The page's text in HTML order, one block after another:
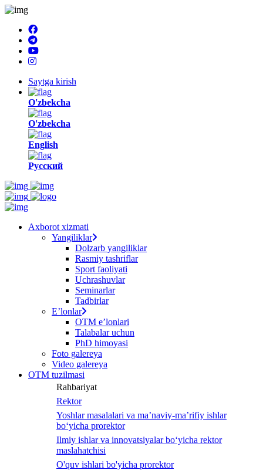
Saytga kirish
O'zbekcha
O'zbekcha
English
Русский
Axborot xizmati
Yangiliklar
Dolzarb yangiliklar
Rasmiy tashriflar
Sport faoliyati
Uchrashuvlar
Seminarlar
Tadbirlar
Eʼlonlar
OTM eʼlonlari
Talabalar uchun
PhD himoyasi
Foto galereya
Video galereya
OTM tuzilmasi
Rahbariyat
Rektor
Yoshlar masalalari va ma’naviy-ma’rifiy ishlar
bo‘yicha prorektor
Ilmiy ishlar va innovatsiyalar bo‘yicha rektor
maslahatchisi
O'quv ishlari bo'yicha prorektor